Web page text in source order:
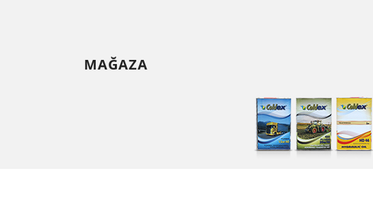
MAĞAZA